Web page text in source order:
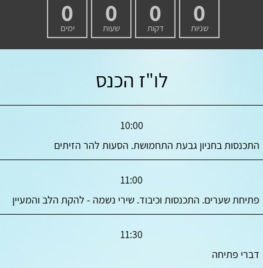
0
שניות
0
דקות
0
שעות
0
ימים
לו"ז הכנס
10:00
התכנסות בחניון גבעת התחמושת. הסעות להר הזיתים
11:00
פתיחת שערים. התכנסות וכיבוד. שירי נשמה - להקת הלב והמעיין
11:30
דברי פתיחה